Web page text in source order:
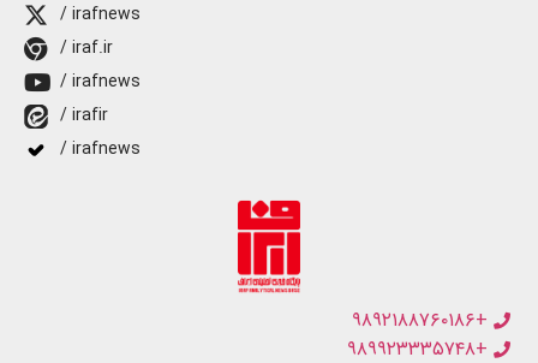
/ irafnews
/ iraf.ir
/ irafnews
/ irafir
/ irafnews
+۹۸۹۲۱۸۸۷۶۰۱۸۶
+۹۸۹۹۲۳۳۳۵۷۴۸